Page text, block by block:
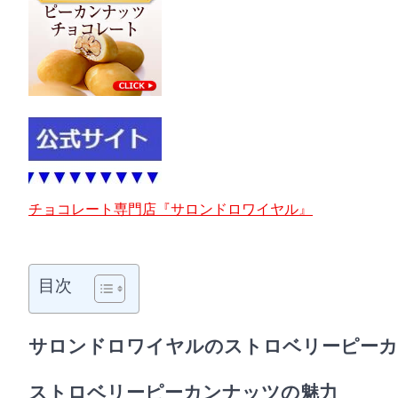
チョコレート専門店『サロンドロワイヤル』
目次
サロンドロワイヤルのストロベリーピー
ストロベリーピーカンナッツの魅力